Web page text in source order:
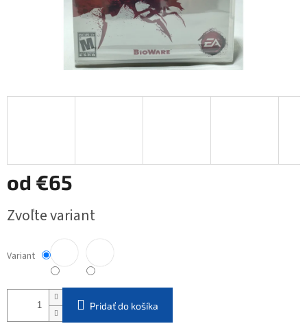
od €65
cena:
Zvoľte variant
Variant
Pridať do košíka